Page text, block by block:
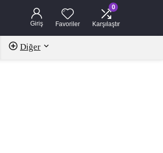
Giriş Favoriler
0
Karşılaştır
Diğer